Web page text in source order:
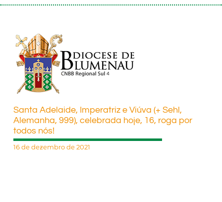
Santa Adelaide, Imperatriz e Viúva (+ Sehl,
Alemanha, 999), celebrada hoje, 16, roga por
todos nós!
16 de dezembro de 2021